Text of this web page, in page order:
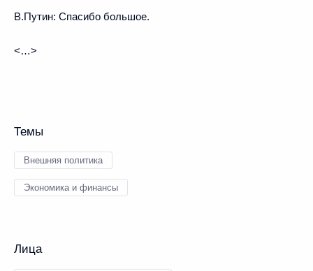
В.Путин: Спасибо большое.
<…>
Темы
Внешняя политика
Экономика и финансы
Лица